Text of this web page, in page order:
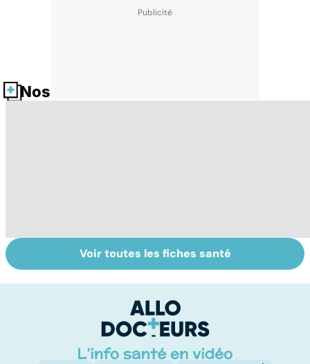
Nos fiches santé
Tout savoir sur
les infections
Inflammation des
amygdales : que
d'angine ?
Voir toutes les fiches santé